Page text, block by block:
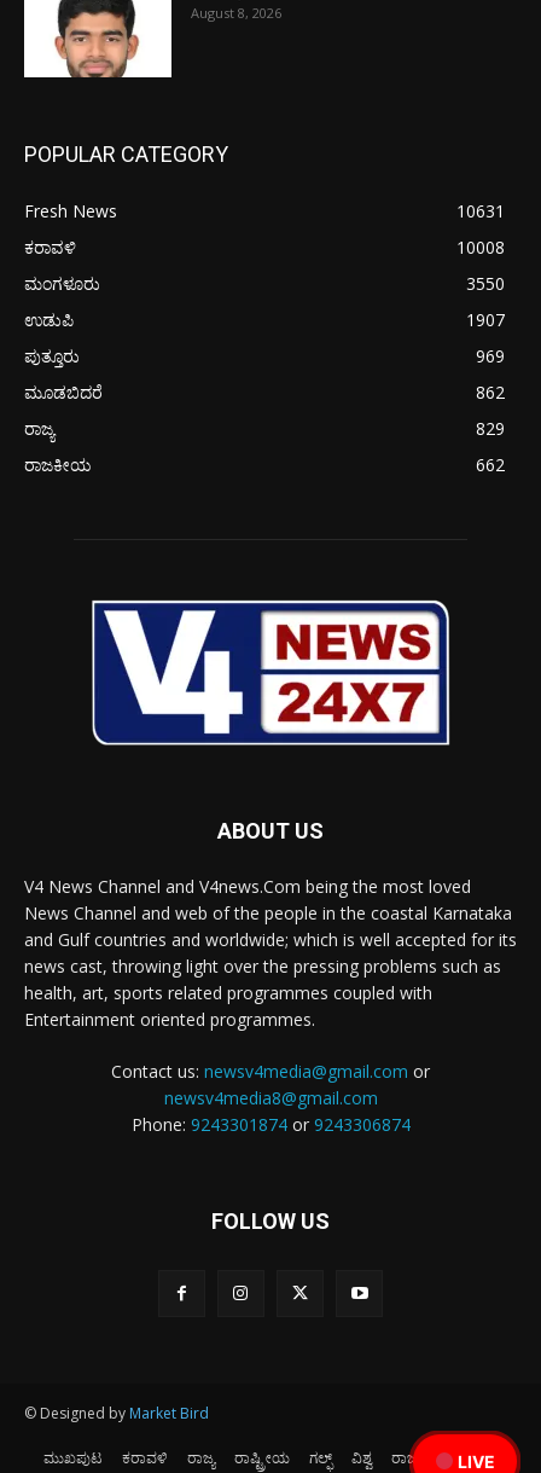
LIVE
August 8, 2026
POPULAR CATEGORY
Fresh News
10631
ಕರಾವಳಿ
10008
ಮಂಗಳೂರು
3550
ಉಡುಪಿ
1907
ಪುತ್ತೂರು
969
ಮೂಡಬಿದರೆ
862
ರಾಜ್ಯ
829
ರಾಜಕೀಯ
662
ABOUT US
V4 News Channel and V4news.Com being the most loved
News Channel and web of the people in the coastal Karnataka
and Gulf countries and worldwide; which is well accepted for its
news cast, throwing light over the pressing problems such as
health, art, sports related programmes coupled with
Entertainment oriented programmes.
Contact us: newsv4media@gmail.com or
newsv4media8@gmail.com
Phone: 9243301874or 9243306874
FOLLOW US
© Designed by Market Bird
ಮುಖಪುಟ ಕರಾವಳಿ ರಾಜ್ಯ ರಾಷ್ಟ್ರೀಯ ಗಲ್ಫ್ ವಿಶ್ವ ರಾಜಕೀಯ ಕ್ರೀಡೆ